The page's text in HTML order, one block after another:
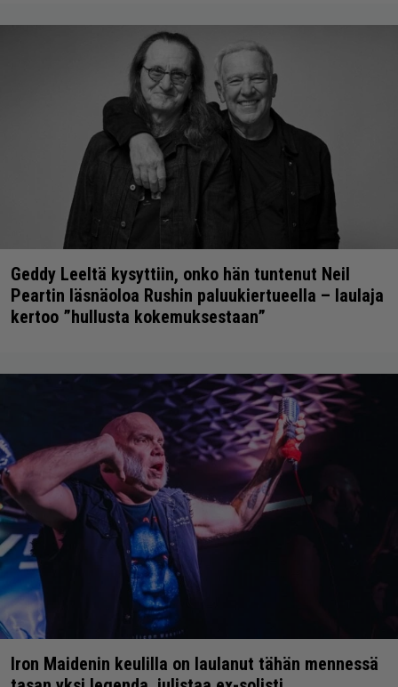
Geddy Leeltä kysyttiin, onko hän tuntenut Neil
Peartin läsnäoloa Rushin paluukiertueella – laulaja
kertoo ”hullusta kokemuksestaan”
Iron Maidenin keulilla on laulanut tähän mennessä